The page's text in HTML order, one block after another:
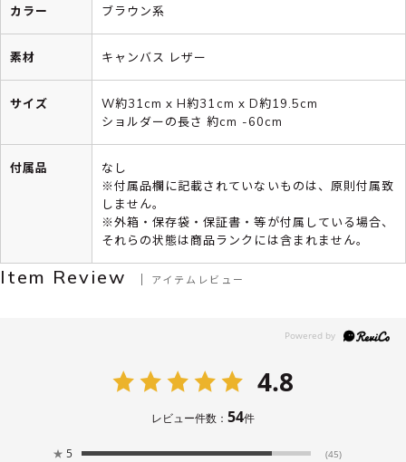
カラー ブラウン系
素材 キャンバス レザー
サイズ
W約31cm x H約31cm x D約19.5cm
ショルダーの長さ 約cm -60cm
付属品
なし
※付属品欄に記載されていないものは、原則付属致
しません。
※外箱・保存袋・保証書・等が付属している場合、
それらの状態は商品ランクには含まれません。
Item Review アイテムレビュー
4.8
レビュー件数： 54件
★ 5 (45)